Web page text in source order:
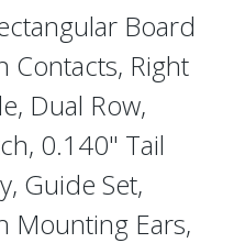
Board
Contacts, Right
Dual Row,
0.140" Tail
Guide Set,
Mounting Ears,